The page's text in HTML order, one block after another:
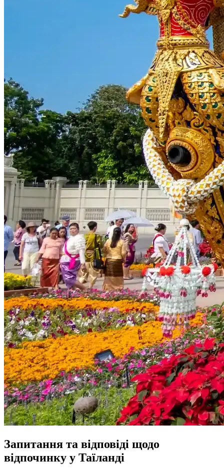
Запитання та відповіді щодо
відпочинку у Таїланді